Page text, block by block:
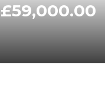
£59,000.00